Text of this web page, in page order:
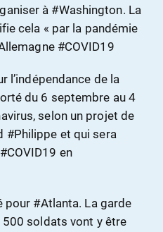
à #Washington. La
cela « par la pandémie
#COVID19
l’indépendance de la
du 6 septembre au 4
selon un projet de
#Philippe et qui sera
en
pour #Atlanta. La garde
500 soldats vont y être